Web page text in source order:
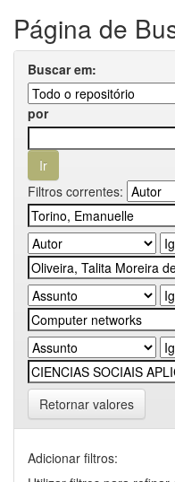
Página de
Buscar em:
por
Filtros correntes:
Retornar valores
Adicionar filtros: